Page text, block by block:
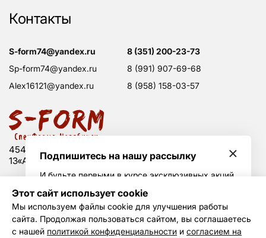
454008 Россия, г. Челябинск, Свердловский тракт,
13«А», оф. 203
Контакты
s-form74@yandex.ru
sp-form74@yandex.ru
alex16121@yandex.ru
8 (351) 200-23-73
8 (991) 907-69-68
8 (958) 158-03-57
Политика конфиденциальности
Согласие на обработку данных
Создание сайта — Не Агентство
Подпишитесь на нашу рассылку
И будьте первыми в курсе эксклюзивных акций
Я принимаю условияполитики
Этот сайт использует cookie
Мы используем файлы cookie для улучшения работы
сайта. Продолжая пользоваться сайтом, вы соглашаетесь
с нашей политикой конфиденциальности и согласием на